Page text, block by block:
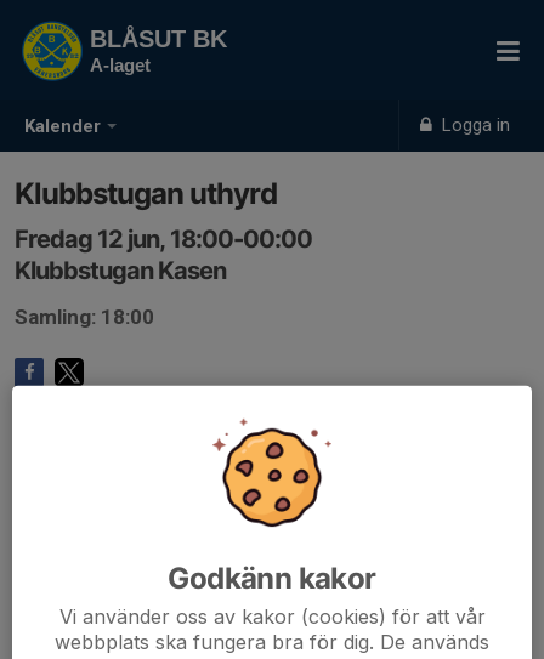
Kalender Logga in
BLÅSUT BK
A-laget
Klubbstugan uthyrd
Fredag 12 jun, 18:00-00:00
Klubbstugan Kasen
Samling: 18:00
Godkänn kakor
Vi använder oss av kakor (cookies) för att vår
webbplats ska fungera bra för dig. De används